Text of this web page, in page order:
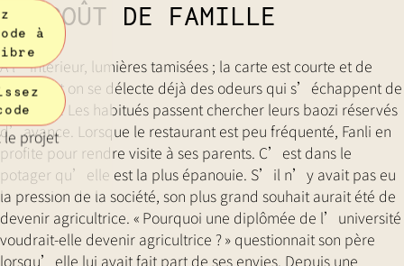
le projet
à
UN GOÛT DE FAMILLE
À l’intérieur, lumières tamisées ; la carte est courte et de
saison ; et on se délecte déjà des odeurs qui s’échappent de
la cuisine. Les habitués passent chercher leurs baozi réservés
d’avance. Lorsque le restaurant est peu fréquenté, Fanli en
profite pour rendre visite à ses parents. C’est dans le
potager qu’elle est la plus épanouie. S’il n’y avait pas eu
la pression de la société, son plus grand souhait aurait été de
devenir agricultrice. « Pourquoi une diplômée de l’université
voudrait-elle devenir agricultrice ? » questionnait son père
lorsqu’elle lui avait fait part de ses envies. Depuis une